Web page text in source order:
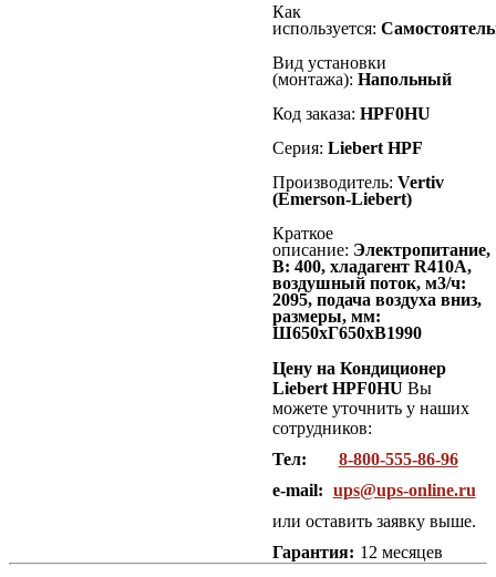
Как
используется:
Вид установки
(монтажа): Напольный
Код заказа: HPF0HU
Серия: Liebert HPF
Производитель: Vertiv
(Emerson-Liebert)
Краткое
описание: Электропитание,
В: 400, хладагент R410А,
воздушный поток, м3/ч:
2095, подача воздуха вниз,
размеры, мм:
Ш650хГ650хВ1990
Цену на Кондиционер
Liebert HPF0HU Вы
можете уточнить у наших
сотрудников:
Тел:
8-800-555-86-96
e-mail: ups@ups-online.ru
или оставить заявку выше.
Гарантия: 12 месяцев